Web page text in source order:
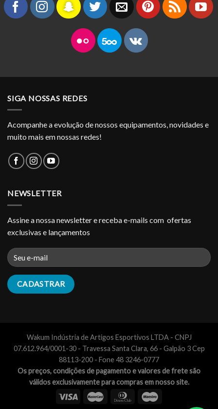
SIGA NOSSAS REDES
Acompanhe a evolução de nossos equipamentos, novidades e
muito mais em nossas redes!
NEWSLETTER
Assine a nossa newsletter e receba e-mails com ofertas
exclusivas e lançamentos
Wakum Indústria de Artigos Esportivos LTDA - CNPJ
07.612.964/0001-30 - Travessa Santa Clara, 66 - Galpão 3 Cep
88113-200 - Fone 48 3246-0777
Os preços, condições de pagamento e valores de frete são
válidos exclusivamente para compras em nosso site.